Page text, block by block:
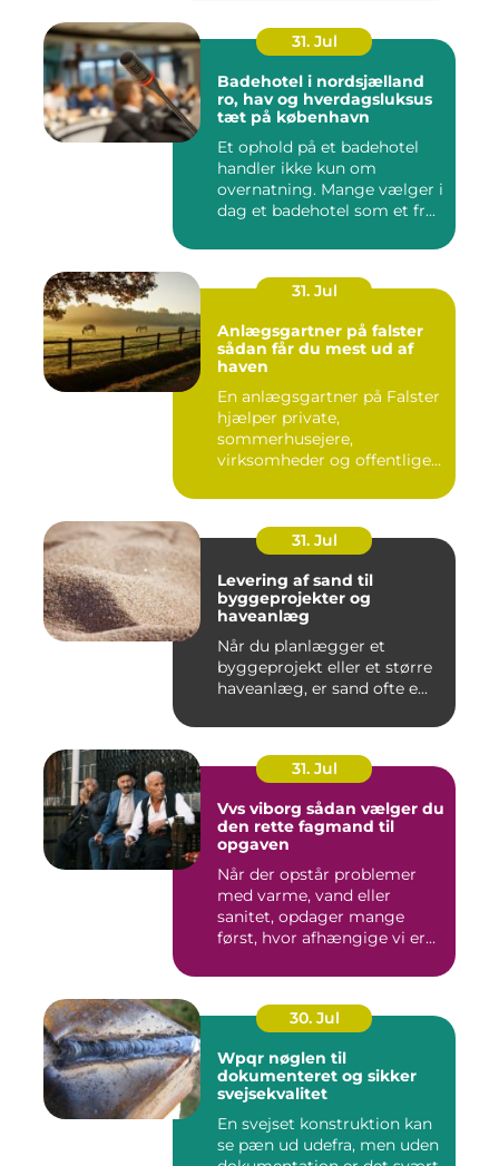
31. Jul
Badehotel i nordsjælland
ro, hav og hverdagsluksus
tæt på københavn
Et ophold på et badehotel
handler ikke kun om
overnatning. Mange vælger i
dag et badehotel som et fr...
31. Jul
Anlægsgartner på falster
sådan får du mest ud af
haven
En anlægsgartner på Falster
hjælper private,
sommerhusejere,
virksomheder og offentlige
31. Jul
Levering af sand til
byggeprojekter og
haveanlæg
Når du planlægger et
byggeprojekt eller et større
haveanlæg, er sand ofte e...
31. Jul
Vvs viborg sådan vælger du
den rette fagmand til
opgaven
Når der opstår problemer
med varme, vand eller
sanitet, opdager mange
først, hvor afhængige vi er
30. Jul
Wpqr nøglen til
dokumenteret og sikker
svejsekvalitet
En svejset konstruktion kan
se pæn ud udefra, men uden